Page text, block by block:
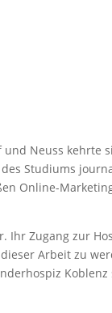
Neuss kehrte
Studiums
Online-
Ihr Zugang zur
Arbeit zu
Koblenz